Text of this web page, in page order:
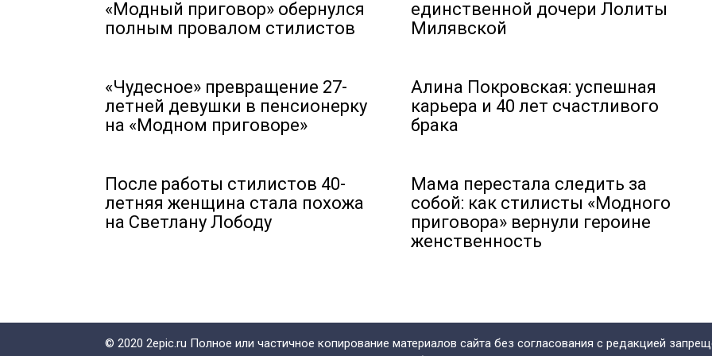
«Модный приговор» обернулся
полным провалом стилистов
единственной дочери Лолиты
Милявской
«Чудесное» превращение 27-
летней девушки в пенсионерку
на «Модном приговоре»
Алина Покровская: успешная
карьера и 40 лет счастливого
брака
После работы стилистов 40-
летняя женщина стала похожа
на Светлану Лободу
Мама перестала следить за
собой: как стилисты «Модного
приговора» вернули героине
женственность
© 2020 2epic.ru Полное или частичное копирование материалов сайта без согласования с редакцией